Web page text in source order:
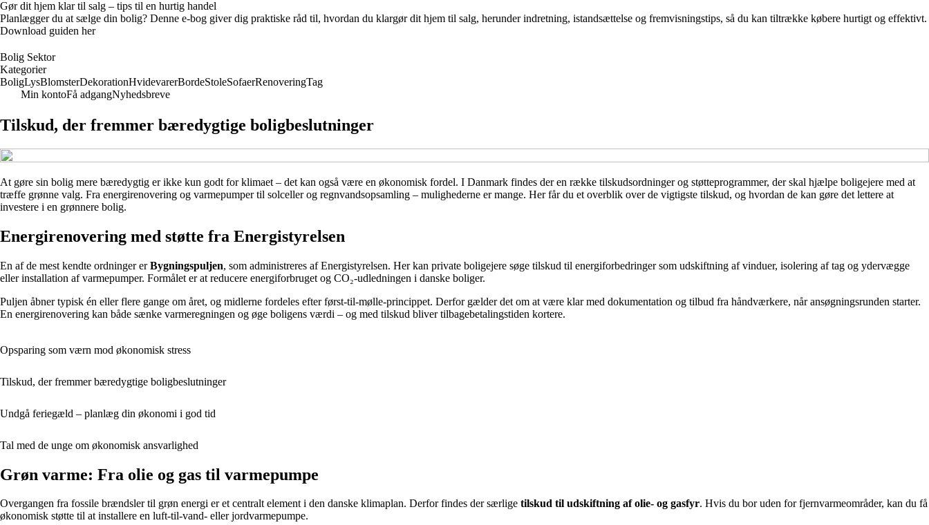
Gør dit hjem klar til salg – tips til en hurtig handel
Planlægger du at sælge din bolig? Denne e-bog giver dig praktiske råd til, hvordan du klargør dit hjem til salg, herunder indretning, istandsættelse og fremvisningstips, så du kan tiltrække købere hurtigt og effektivt.
Download guiden her
Bolig Sektor
Kategorier
BoligLysBlomsterDekorationHvidevarerBordeStoleSofaerRenoveringTag
Min kontoFå adgangNyhedsbreve
Tilskud, der fremmer bæredygtige boligbeslutninger
At gøre sin bolig mere bæredygtig er ikke kun godt for klimaet – det kan også være en økonomisk fordel. I Danmark findes der en række tilskudsordninger og støtteprogrammer, der skal hjælpe boligejere med at
træffe grønne valg. Fra energirenovering og varmepumper til solceller og regnvandsopsamling – mulighederne er mange. Her får du et overblik over de vigtigste tilskud, og hvordan de kan gøre det lettere at
investere i en grønnere bolig.
Energirenovering med støtte fra Energistyrelsen
En af de mest kendte ordninger erBygningspuljen, som administreres af Energistyrelsen. Her kan private boligejere søge tilskud til energiforbedringer som udskiftning af vinduer, isolering af tag og ydervægge
eller installation af varmepumper. Formålet er at reducere energiforbruget og CO₂-udledningen i danske boliger.
Puljen åbner typisk én eller flere gange om året, og midlerne fordeles efter først-til-mølle-princippet. Derfor gælder det om at være klar med dokumentation og tilbud fra håndværkere, når ansøgningsrunden starter.
En energirenovering kan både sænke varmeregningen og øge boligens værdi – og med tilskud bliver tilbagebetalingstiden kortere.
Opsparing som værn mod økonomisk stress
Tilskud, der fremmer bæredygtige boligbeslutninger
Undgå feriegæld – planlæg din økonomi i god tid
Tal med de unge om økonomisk ansvarlighed
Grøn varme: Fra olie og gas til varmepumpe
Overgangen fra fossile brændsler til grøn energi er et centralt element i den danske klimaplan. Derfor findes der særlige tilskud til udskiftning af olie- og gasfyr. Hvis du bor uden for fjernvarmeområder, kan du få
økonomisk støtte til at installere en luft-til-vand- eller jordvarmepumpe.